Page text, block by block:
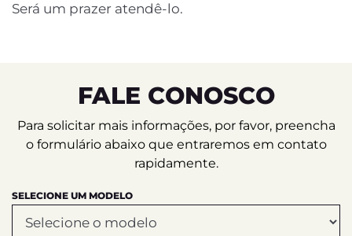
Será um prazer atendê-lo.
FALE CONOSCO
Para solicitar mais informações, por favor, preencha
o formulário abaixo que entraremos em contato
rapidamente.
SELECIONE UM MODELO